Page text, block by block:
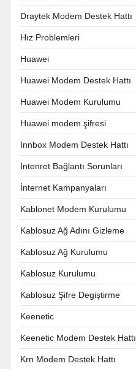
Draytek Modem Destek Hattı
Hız Problemleri
Huawei
Huawei Modem Destek Hattı
Huawei Modem Kurulumu
Huawei modem şifresi
Innbox Modem Destek Hattı
İntenret Bağlantı Sorunları
İnternet Kampanyaları
Kablonet Modem Kurulumu
Kablosuz Ağ Adını Gizleme
Kablosuz Ağ Kurulumu
Kablosuz Kurulumu
Kablosuz Şifre Degiştirme
Keenetic
Keenetic Modem Destek Hattı
Krn Modem Destek Hattı